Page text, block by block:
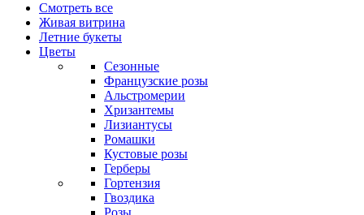
Смотреть все
Живая витрина
Летние букеты
Цветы
Сезонные
Французские розы
Альстромерии
Хризантемы
Лизиантусы
Ромашки
Кустовые розы
Герберы
Гортензия
Гвоздика
Розы